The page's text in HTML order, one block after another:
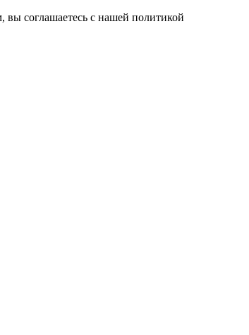
вы соглашаетесь с нашей политикой